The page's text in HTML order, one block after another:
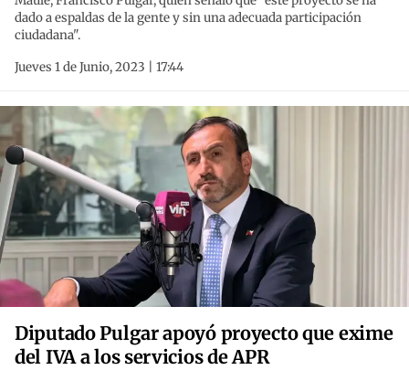
dado a espaldas de la gente y sin una adecuada participación
ciudadana".
Jueves 1 de Junio, 2023 | 17:44
Diputado Pulgar apoyó proyecto que exime
del IVA a los servicios de APR